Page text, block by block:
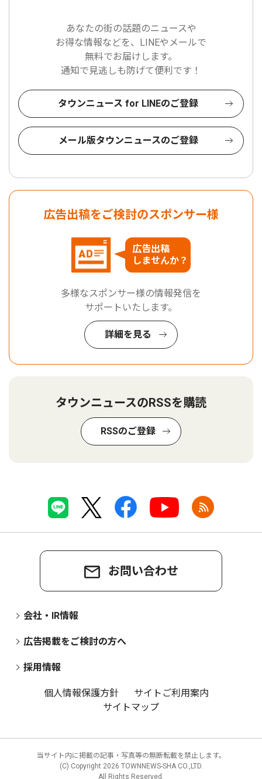
あなたの街の話題のニュースや
お得な情報などを、LINEやメールで
無料でお届けします。
通知で見逃しも防げて便利です！
タウンニュース for LINEのご登録
メール版タウンニュースのご登録
広告出稿をご検討のスポンサー様
広告出稿
しませんか？
多様なスポンサー様の情報発信を
サポートいたします。
詳細を見る
タウンニュースのRSSを購読
RSSのご登録
お問い合わせ
会社・IR情報
広告掲載をご検討の方へ
採用情報
個人情報保護方針
サイトご利用案内
サイトマップ
当サイト内に掲載の記事・写真等の無断転載を禁止します。
(C) Copyright 2026 TOWNNEWS-SHA CO.,LTD.
All Rights Reserved.